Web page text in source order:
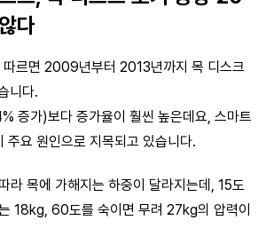
다
따르면 2009년부터 2013년까지 목 디스크
니다.
증가)보다 증가율이 훨씬 높은데요, 스마트
주요 원인으로 지목되고 있습니다.
라 목에 가해지는 하중이 달라지는데, 15도
18kg, 60도를 숙이면 무려 27kg의 압력이